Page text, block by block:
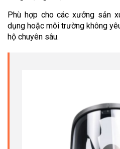
Phù hợp cho các xưởng sản
dụng hoặc môi trường không
hộ chuyên sâu.